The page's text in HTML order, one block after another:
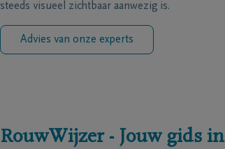
steeds visueel zichtbaar aanwezig is.
Advies van onze experts
RouwWijzer - Jouw gids in